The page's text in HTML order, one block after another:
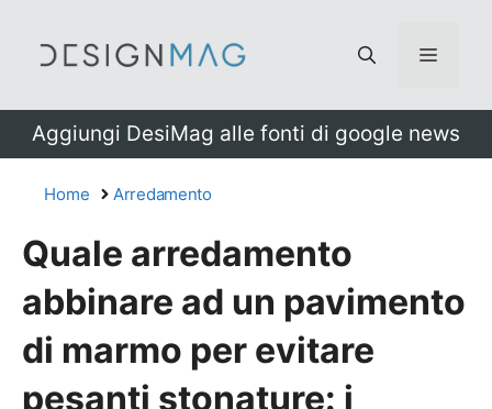
Menu
Aggiungi DesiMag alle fonti di google news
Home Arredamento
Quale arredamento
abbinare ad un pavimento
di marmo per evitare
pesanti stonature: i